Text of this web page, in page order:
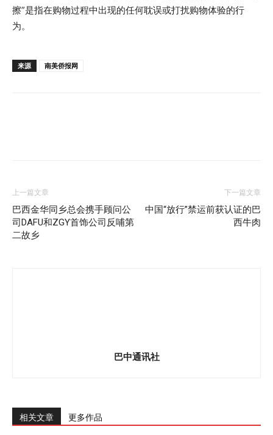
擦”是指在购物过程中出现的任何耽误或打扰购物体验的行
为。
来源 南美侨报网
上一篇文章
巴西金华同乡总会携手顾问公
司DAFU和ZGY首饰公司反哺第
二故乡
下一篇文章
中国“放行”禁运前获认证的巴
西牛肉
巴中通讯社
相关文章 更多作品